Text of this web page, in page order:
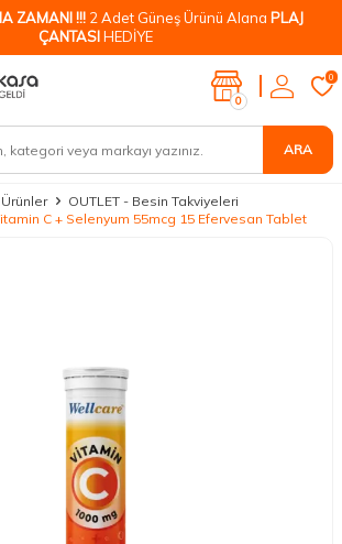
ZAMANI !!! 2 Adet Güneş Ürünü Alana PLAJ
ÇANTASIHEDİYE
ARA
0
0
OUTLET - Besin Takviyeleri
C + Selenyum 55mcg 15 Efervesan Tablet